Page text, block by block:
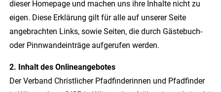
dieser Homepage und machen uns ihre Inhalte nicht zu
eigen. Diese Erklärung gilt für alle auf unserer Seite
angebrachten Links, sowie Seiten, die durch Gästebuch-
oder Pinnwandeinträge aufgerufen werden.
2. Inhalt des Onlineangebotes
Der Verband Christlicher Pfadfinderinnen und Pfadfinder